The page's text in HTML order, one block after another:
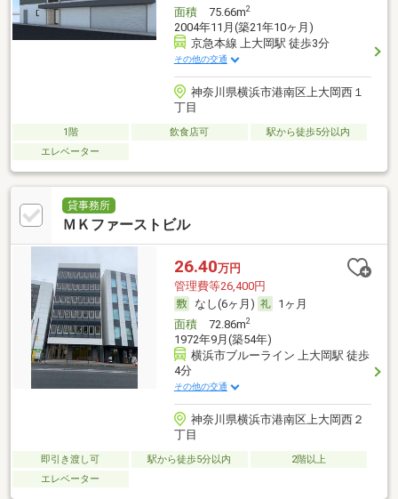
面積75.66m2
2004年11月(築21年10ヶ月)
京急本線 上大岡駅 徒歩3分
その他の交通
神奈川県横浜市港南区上大岡西１
丁目
1階 飲食店可
駅から徒歩5分以内
エレベーター
貸事務所
ＭＫファーストビル
26.40万円
管理費等26,400円
なし(6ヶ月)
1ヶ月
面積72.86m2
1972年9月(築54年)
横浜市ブルーライン 上大岡駅 徒歩
4分
その他の交通
神奈川県横浜市港南区上大岡西２
丁目
即引き渡し可 駅から徒歩5分以内
2階以上
エレベーター